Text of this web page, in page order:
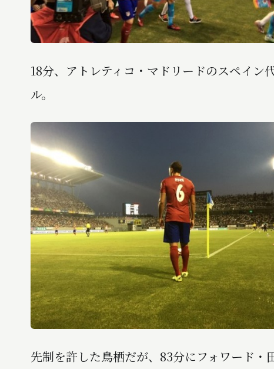
18分、アトレティコ・マドリードのスペイ
ル。
先制を許した鳥栖だが、83分にフォワード